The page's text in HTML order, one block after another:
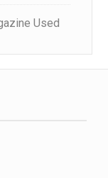
Used